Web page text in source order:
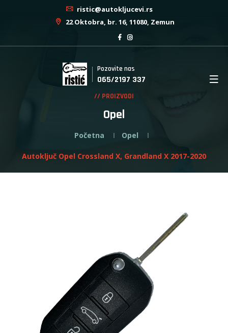
ristic@autokljucevi.rs
22 Oktobra, br. 16, 11080, Zemun
Pozovite nas
065/2197 337
// PROIZVODI
Opel
Početna Opel
Autoključ Opel Crossland X, Grandland X 2017-2020